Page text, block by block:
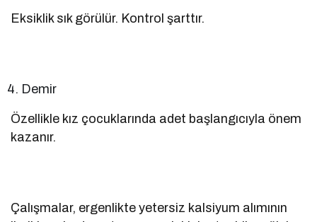
Eksiklik sık görülür. Kontrol şarttır.
Demir
Özellikle kız çocuklarında adet başlangıcıyla önem
kazanır.
Çalışmalar, ergenlikte yetersiz kalsiyum alımının